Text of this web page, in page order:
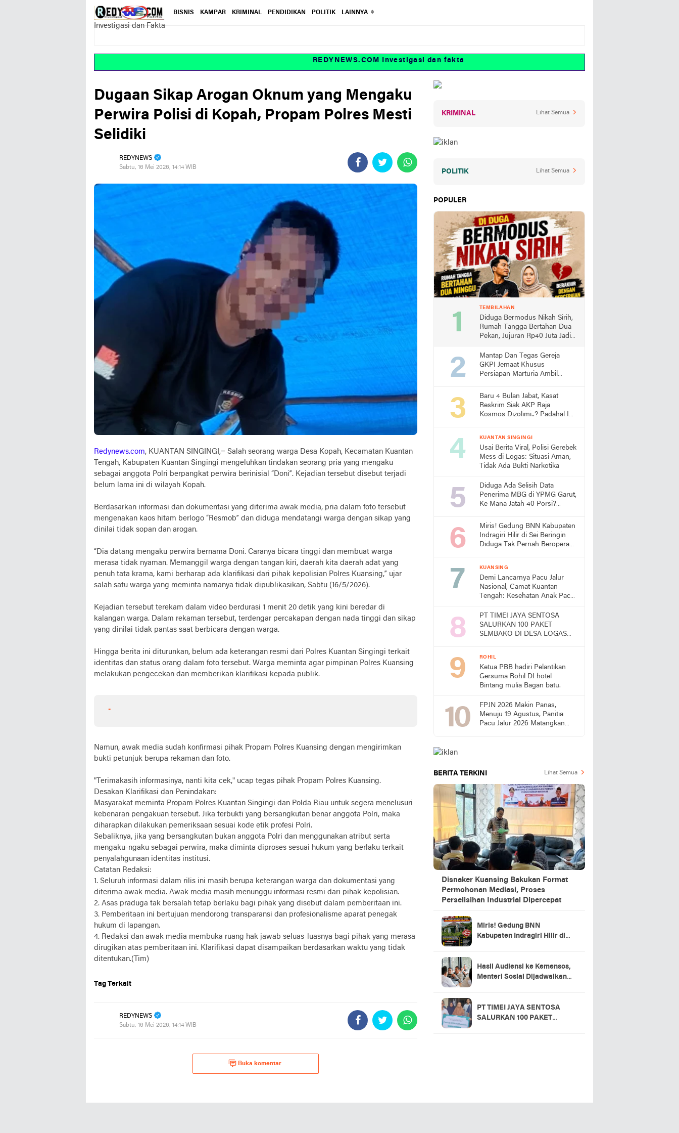
Investigasi dan Fakta
BISNIS KAMPAR KRIMINAL PENDIDIKAN POLITIK LAINNYA
REDYNEWS.COM Investigasi dan fakta
Dugaan Sikap Arogan Oknum yang Mengaku
Perwira Polisi di Kopah, Propam Polres Mesti
Selidiki
REDYNEWS
Sabtu, 16 Mei 2026, 14:14 WIB
Redynews.com, KUANTAN SINGINGI,– Salah seorang warga Desa Kopah, Kecamatan Kuantan
Tengah, Kabupaten Kuantan Singingi mengeluhkan tindakan seorang pria yang mengaku
sebagai anggota Polri berpangkat perwira berinisial “Doni”. Kejadian tersebut disebut terjadi
belum lama ini di wilayah Kopah.
Berdasarkan informasi dan dokumentasi yang diterima awak media, pria dalam foto tersebut
mengenakan kaos hitam berlogo “Resmob” dan diduga mendatangi warga dengan sikap yang
dinilai tidak sopan dan arogan.
“Dia datang mengaku perwira bernama Doni. Caranya bicara tinggi dan membuat warga
merasa tidak nyaman. Memanggil warga dengan tangan kiri, daerah kita daerah adat yang
penuh tata krama, kami berharap ada klarifikasi dari pihak kepolisian Polres Kuansing,” ujar
salah satu warga yang meminta namanya tidak dipublikasikan, Sabtu (16/5/2026).
Kejadian tersebut terekam dalam video berdurasi 1 menit 20 detik yang kini beredar di
kalangan warga. Dalam rekaman tersebut, terdengar percakapan dengan nada tinggi dan sikap
yang dinilai tidak pantas saat berbicara dengan warga.
Hingga berita ini diturunkan, belum ada keterangan resmi dari Polres Kuantan Singingi terkait
identitas dan status orang dalam foto tersebut. Warga meminta agar pimpinan Polres Kuansing
melakukan pengecekan dan memberikan klarifikasi kepada publik.
-
Namun, awak media sudah konfirmasi pihak Propam Polres Kuansing dengan mengirimkan
bukti petunjuk berupa rekaman dan foto.
"Terimakasih informasinya, nanti kita cek," ucap tegas pihak Propam Polres Kuansing.
Desakan Klarifikasi dan Penindakan:
Masyarakat meminta Propam Polres Kuantan Singingi dan Polda Riau untuk segera menelusuri
kebenaran pengakuan tersebut. Jika terbukti yang bersangkutan benar anggota Polri, maka
diharapkan dilakukan pemeriksaan sesuai kode etik profesi Polri.
Sebaliknya, jika yang bersangkutan bukan anggota Polri dan menggunakan atribut serta
mengaku-ngaku sebagai perwira, maka diminta diproses sesuai hukum yang berlaku terkait
penyalahgunaan identitas institusi.
Catatan Redaksi:
1. Seluruh informasi dalam rilis ini masih berupa keterangan warga dan dokumentasi yang
diterima awak media. Awak media masih menunggu informasi resmi dari pihak kepolisian.
2. Asas praduga tak bersalah tetap berlaku bagi pihak yang disebut dalam pemberitaan ini.
3. Pemberitaan ini bertujuan mendorong transparansi dan profesionalisme aparat penegak
hukum di lapangan.
4. Redaksi dan awak media membuka ruang hak jawab seluas-luasnya bagi pihak yang merasa
dirugikan atas pemberitaan ini. Klarifikasi dapat disampaikan berdasarkan waktu yang tidak
ditentukan.(Tim)
Tag Terkait
REDYNEWS
Sabtu, 16 Mei 2026, 14:14 WIB
Buka komentar
KRIMINAL Lihat Semua
POLITIK Lihat Semua
POPULER
TEMBILAHAN
Diduga Bermodus Nikah Sirih,
Rumah Tangga Bertahan Dua
Pekan, Jujuran Rp40 Juta Jadi
Mantap Dan Tegas Gereja
GKPI Jemaat Khusus
Persiapan Marturia Ambil
Pertama lebih Awal
Baru 4 Bulan Jabat, Kasat
Reskrim Siak AKP Raja
Kosmos Dizolimi..? Padahal Ini
KUANTAN SINGINGI
Usai Berita Viral, Polisi Gerebek
Mess di Logas: Situasi Aman,
Tidak Ada Bukti Narkotika
Diduga Ada Selisih Data
Penerima MBG di YPMG Garut,
Ke Mana Jatah 40 Porsi?
Penjelasan
Miris! Gedung BNN Kabupaten
Indragiri Hilir di Sei Beringin
Diduga Tak Pernah Beroperasi,
KUANSING
Demi Lancarnya Pacu Jalur
Nasional, Camat Kuantan
Tengah: Kesehatan Anak Pacu
PT TIMEI JAYA SENTOSA
SALURKAN 100 PAKET
SEMBAKO DI DESA LOGAS
ROHIL
Ketua PBB hadiri Pelantikan
Gersuma Rohil DI hotel
Bintang mulia Bagan batu.
FPJN 2026 Makin Panas,
Menuju 19 Agustus, Panitia
Pacu Jalur 2026 Matangkan
BERITA TERKINI Lihat Semua
Disnaker Kuansing Bakukan Format
Permohonan Mediasi, Proses
Perselisihan Industrial Dipercepat
Miris! Gedung BNN
Kabupaten Indragiri Hilir di
Pertanyakan Pemanfaatan
Aset Negara
Hasil Audiensi ke Kemensos,
Menteri Sosial Dijadwalkan
Kuansing
PT TIMEI JAYA SENTOSA
SALURKAN 100 PAKET